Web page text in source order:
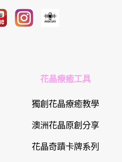
花晶療癒工具
獨創花晶療癒教學
澳洲花晶原創分享
花晶奇蹟卡牌系列